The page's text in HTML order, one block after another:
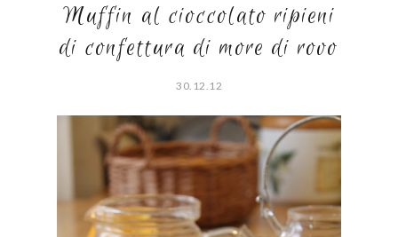
Muffin al cioccolato ripieni
di confettura di more di rovo
30.12.12